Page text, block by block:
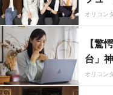
オリコン
【驚
台」
オリコン